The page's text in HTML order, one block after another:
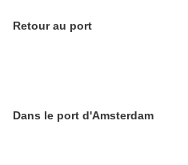
Retour au port
Dans le port d'Amsterdam